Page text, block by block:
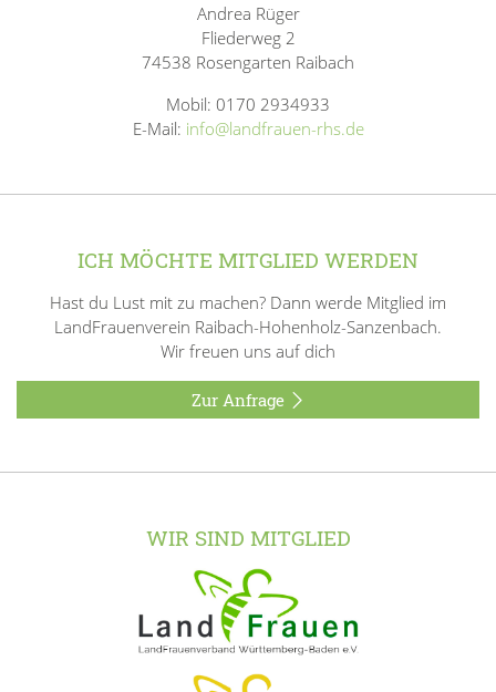
Andrea Rüger
Fliederweg 2
74538 Rosengarten Raibach
Mobil: 0170 2934933
E-Mail: info@landfrauen-rhs.de
ICH MÖCHTE MITGLIED WERDEN
Hast du Lust mit zu machen? Dann werde Mitglied im
LandFrauenverein Raibach-Hohenholz-Sanzenbach.
Wir freuen uns auf dich
Zur Anfrage
WIR SIND MITGLIED